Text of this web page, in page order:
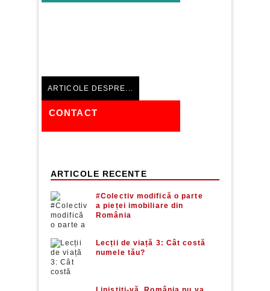
ARTICOLE DESPRE...
CONTACT
ARTICOLE RECENTE
#Colectiv modifică o parte
a pieței imobiliare din
România
Lecții de viață 3: Cât costă
numele tău?